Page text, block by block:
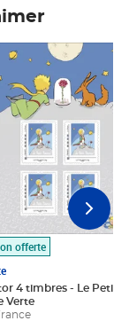
offerte
4 timbres - Le Petit
Verte